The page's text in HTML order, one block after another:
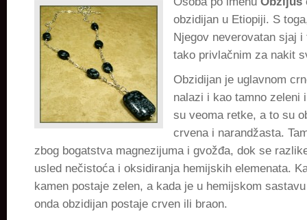
iskrenosti
obzidijan u Etiopiji. S
Njegov neverovatan sjaj i
tako privlačnim za nakit
Obzidijan je uglavnom
nalazi i kao tamno zeleni
su veoma retke, a to su
crvena i narandžasta.
zbog bogatstva magnezijuma i gvožđa, dok se
usled nečistoća i oksidiranja hemijskih elemenata.
kamen postaje zelen, a kada je u hemijskom
onda obzidijan postaje crven ili braon.